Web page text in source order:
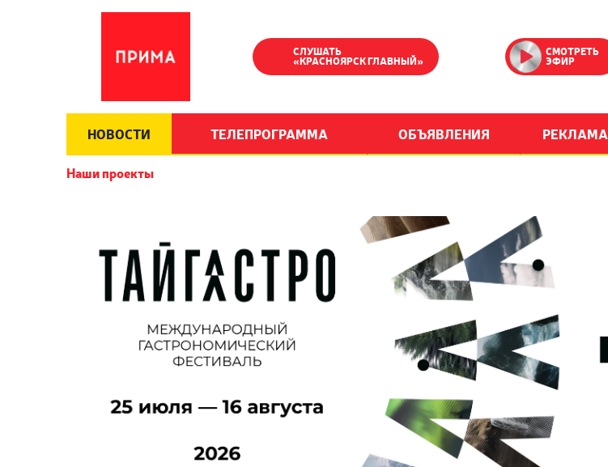
СЛУШАТЬ
«КРАСНОЯРСК ГЛАВНЫЙ»
СМОТРЕТЬ
ЭФИР
НОВОСТИ ТЕЛЕПРОГРАММА ОБЪЯВЛЕНИЯ РЕКЛАМА
Наши проекты